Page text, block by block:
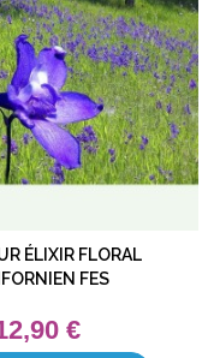
ÉLIXIR FLORAL
FES
€